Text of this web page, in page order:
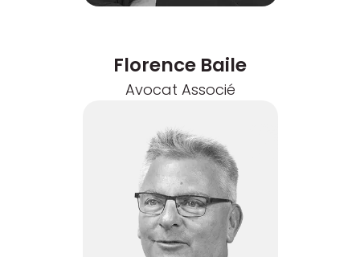
Florence Baile
Avocat Associé